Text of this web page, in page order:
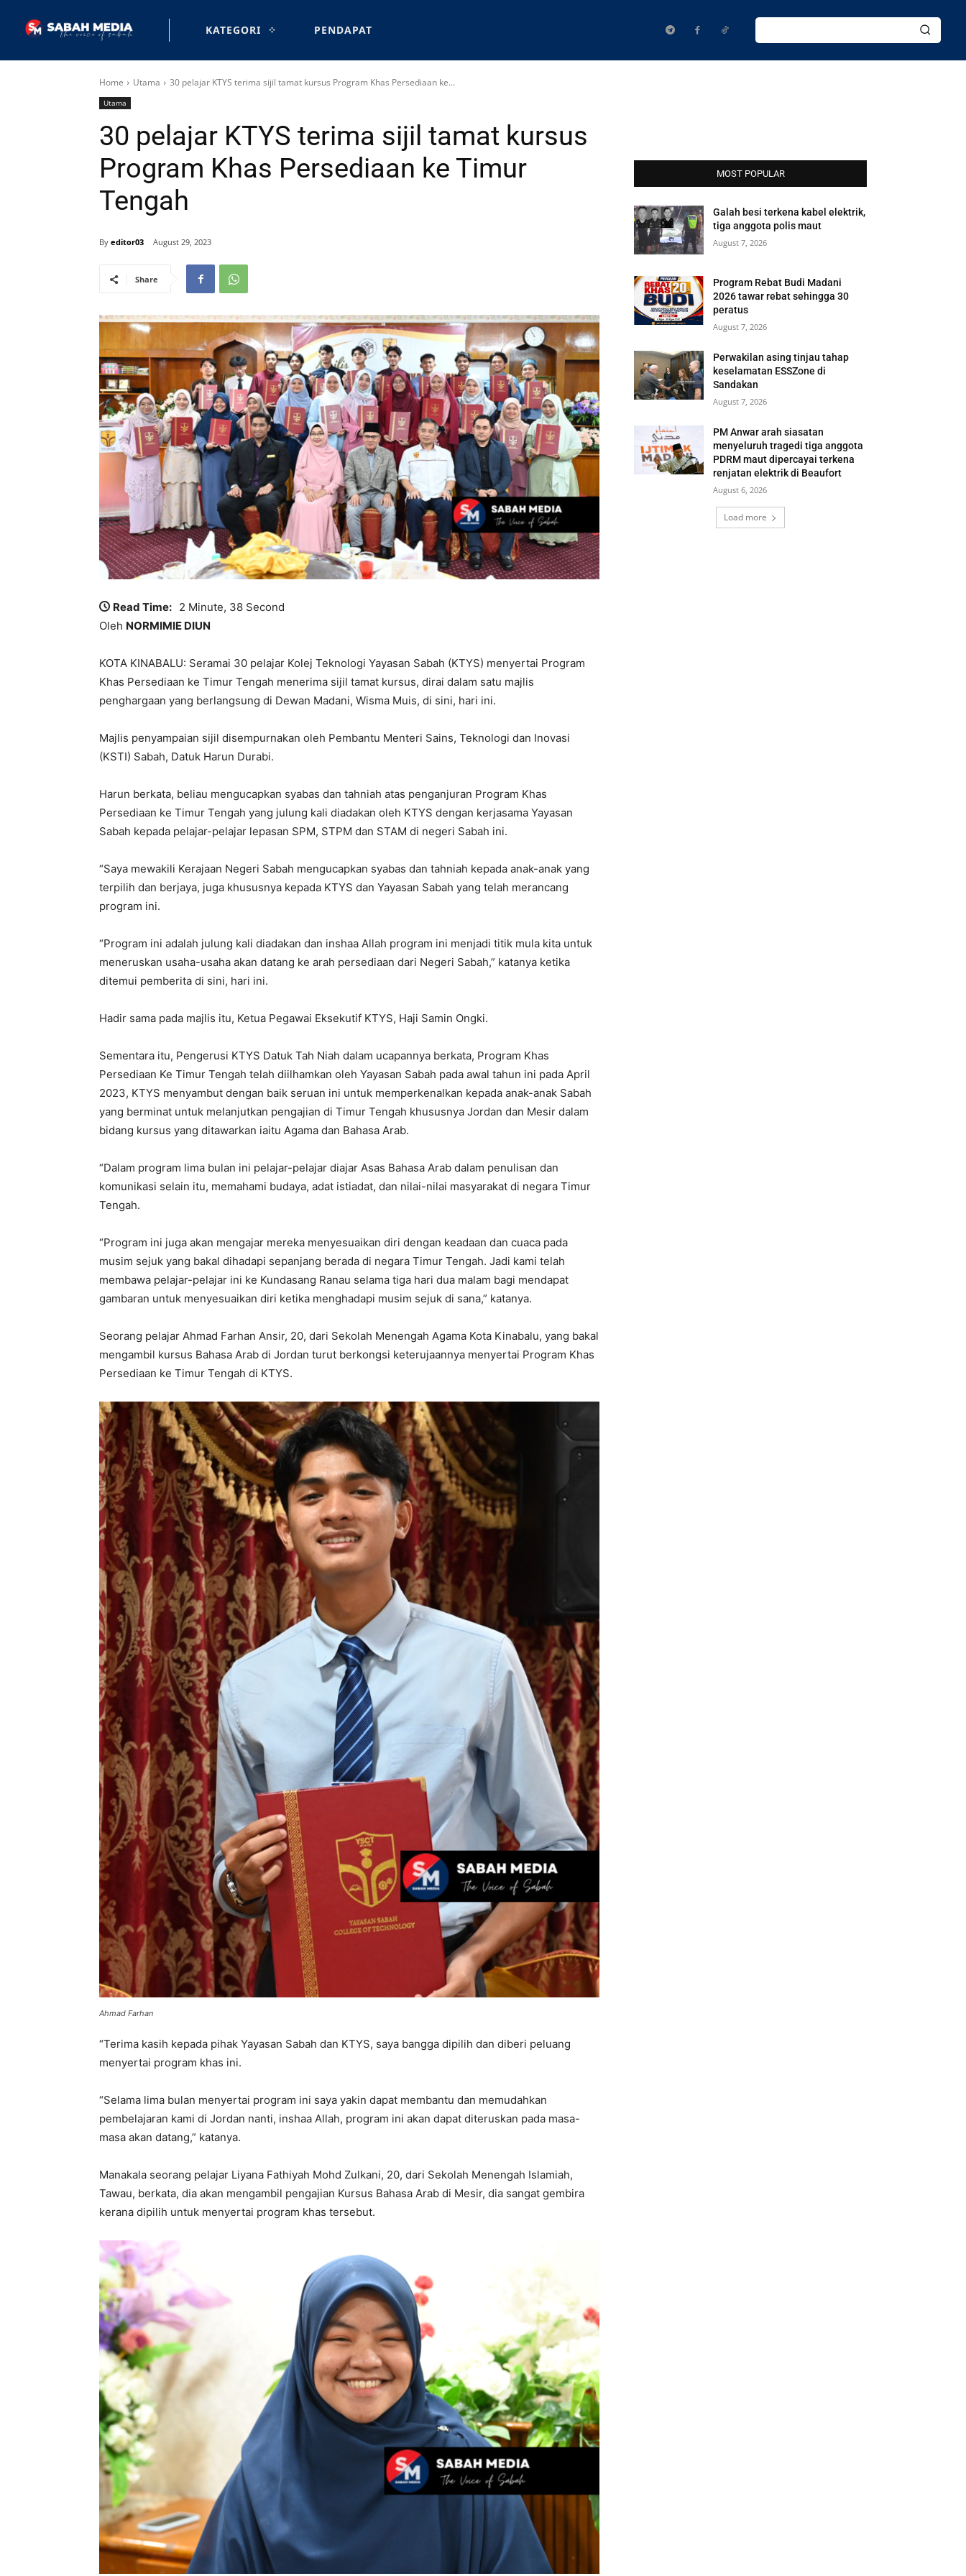
KATEGORI PENDAPAT
Home Utama 30 pelajar KTYS terima sijil tamat kursus Program Khas Persediaan ke...
Utama
30 pelajar KTYS terima sijil tamat kursus
Program Khas Persediaan ke Timur
Tengah
By editor03 August 29, 2023
Share
Read Time: 2 Minute, 38 Second
Oleh NORMIMIE DIUN
KOTA KINABALU: Seramai 30 pelajar Kolej Teknologi Yayasan Sabah (KTYS) menyertai Program
Khas Persediaan ke Timur Tengah menerima sijil tamat kursus, dirai dalam satu majlis
penghargaan yang berlangsung di Dewan Madani, Wisma Muis, di sini, hari ini.
Majlis penyampaian sijil disempurnakan oleh Pembantu Menteri Sains, Teknologi dan Inovasi
(KSTI) Sabah, Datuk Harun Durabi.
Harun berkata, beliau mengucapkan syabas dan tahniah atas penganjuran Program Khas
Persediaan ke Timur Tengah yang julung kali diadakan oleh KTYS dengan kerjasama Yayasan
Sabah kepada pelajar-pelajar lepasan SPM, STPM dan STAM di negeri Sabah ini.
“Saya mewakili Kerajaan Negeri Sabah mengucapkan syabas dan tahniah kepada anak-anak yang
terpilih dan berjaya, juga khususnya kepada KTYS dan Yayasan Sabah yang telah merancang
program ini.
“Program ini adalah julung kali diadakan dan inshaa Allah program ini menjadi titik mula kita untuk
meneruskan usaha-usaha akan datang ke arah persediaan dari Negeri Sabah,” katanya ketika
ditemui pemberita di sini, hari ini.
Hadir sama pada majlis itu, Ketua Pegawai Eksekutif KTYS, Haji Samin Ongki.
Sementara itu, Pengerusi KTYS Datuk Tah Niah dalam ucapannya berkata, Program Khas
Persediaan Ke Timur Tengah telah diilhamkan oleh Yayasan Sabah pada awal tahun ini pada April
2023, KTYS menyambut dengan baik seruan ini untuk memperkenalkan kepada anak-anak Sabah
yang berminat untuk melanjutkan pengajian di Timur Tengah khususnya Jordan dan Mesir dalam
bidang kursus yang ditawarkan iaitu Agama dan Bahasa Arab.
“Dalam program lima bulan ini pelajar-pelajar diajar Asas Bahasa Arab dalam penulisan dan
komunikasi selain itu, memahami budaya, adat istiadat, dan nilai-nilai masyarakat di negara Timur
Tengah.
“Program ini juga akan mengajar mereka menyesuaikan diri dengan keadaan dan cuaca pada
musim sejuk yang bakal dihadapi sepanjang berada di negara Timur Tengah. Jadi kami telah
membawa pelajar-pelajar ini ke Kundasang Ranau selama tiga hari dua malam bagi mendapat
gambaran untuk menyesuaikan diri ketika menghadapi musim sejuk di sana,” katanya.
Seorang pelajar Ahmad Farhan Ansir, 20, dari Sekolah Menengah Agama Kota Kinabalu, yang bakal
mengambil kursus Bahasa Arab di Jordan turut berkongsi keterujaannya menyertai Program Khas
Persediaan ke Timur Tengah di KTYS.
Ahmad Farhan
“Terima kasih kepada pihak Yayasan Sabah dan KTYS, saya bangga dipilih dan diberi peluang
menyertai program khas ini.
“Selama lima bulan menyertai program ini saya yakin dapat membantu dan memudahkan
pembelajaran kami di Jordan nanti, inshaa Allah, program ini akan dapat diteruskan pada masa-
masa akan datang,” katanya.
Manakala seorang pelajar Liyana Fathiyah Mohd Zulkani, 20, dari Sekolah Menengah Islamiah,
Tawau, berkata, dia akan mengambil pengajian Kursus Bahasa Arab di Mesir, dia sangat gembira
kerana dipilih untuk menyertai program khas tersebut.
MOST POPULAR
Galah besi terkena kabel elektrik,
tiga anggota polis maut
August 7, 2026
Program Rebat Budi Madani
2026 tawar rebat sehingga 30
peratus
August 7, 2026
Perwakilan asing tinjau tahap
keselamatan ESSZone di
Sandakan
August 7, 2026
PM Anwar arah siasatan
menyeluruh tragedi tiga anggota
PDRM maut dipercayai terkena
renjatan elektrik di Beaufort
August 6, 2026
Load more